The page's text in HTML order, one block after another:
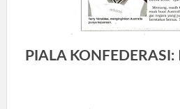
PIALA KONFEDERASI: